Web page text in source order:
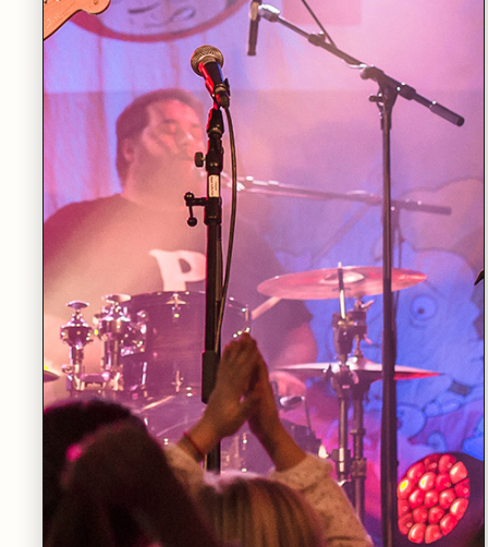
TORSDAG 12.11 STORSALEN
Stein Torleif Bjella med Band
LES MER